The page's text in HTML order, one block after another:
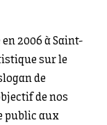
2006 à Saint-
sur le
de
de nos
public aux